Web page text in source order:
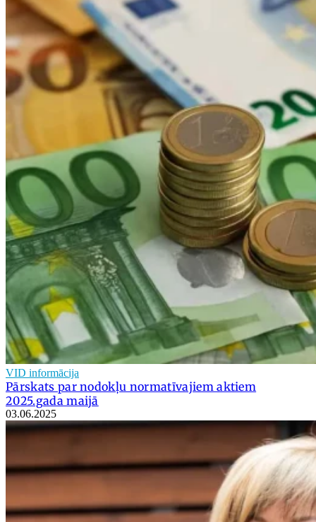
VID informācija
Pārskats par nodokļu normatīvajiem aktiem
2025.gada maijā
03.06.2025